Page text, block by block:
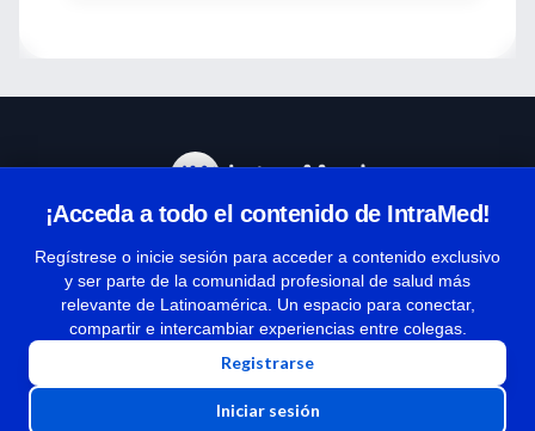
¡Acceda a todo el contenido de IntraMed!
Regístrese o inicie sesión para acceder a contenido exclusivo
y ser parte de la comunidad profesional de salud más
relevante de Latinoamérica. Un espacio para conectar,
compartir e intercambiar experiencias entre colegas.
Registrarse
Iniciar sesión
Términos y condiciones
| Políticas de privacidad
| Todos los derechos reservados | Copyright 1997-2026